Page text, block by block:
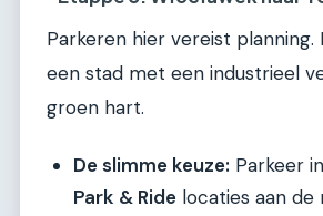
Parkeren hier vereist planning.
een stad met een industrieel
groen hart.
De slimme keuze: Parkeer
Park & Ride locaties aan de